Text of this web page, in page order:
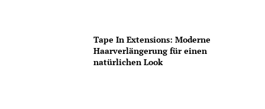
Tape In Extensions: Moderne
Haarverlängerung für einen
natürlichen Look